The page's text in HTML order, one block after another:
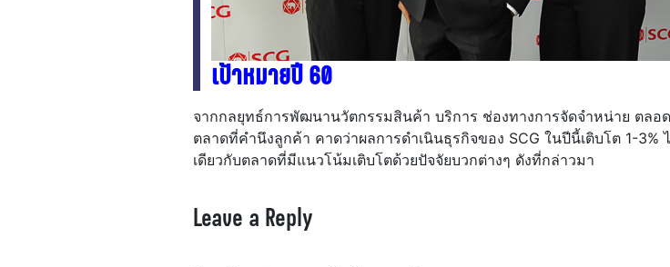
เป้าหมายปี 60
จากกลยุทธ์การพัฒนานวัตกรรมสินค้า บริการ ช่องทางการจัดจำหน่าย ตลอ
ตลาดที่คำนึงลูกค้า คาดว่าผลการดำเนินธุรกิจของ SCG ในปีนี้เติบโต 1-3%
เดียวกับตลาดที่มีแนวโน้มเติบโตด้วยปัจจัยบวกต่างๆ ดังที่กล่าวมา
Leave a Reply